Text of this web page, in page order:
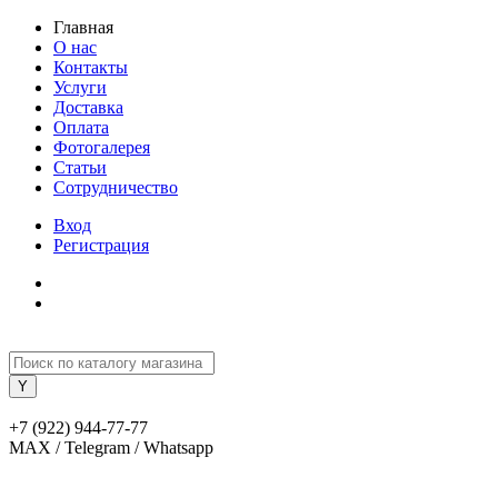
Главная
О нас
Контакты
Услуги
Доставка
Оплата
Фотогалерея
Статьи
Сотрудничество
Вход
Регистрация
+7 (922) 944-77-77
MAX / Telegram / Whatsapp